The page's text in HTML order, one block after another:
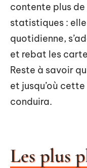
contente plus de
statistiques :
quotidienne,
et rebat les
Reste à savoir
et jusqu’où
conduira.
Les plus